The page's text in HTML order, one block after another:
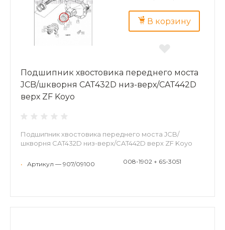
В корзину
Подшипник хвостовика переднего моста
JCB/шкворня CAT432D низ-верх/CAT442D
верх ZF Koyo
Подшипник хвостовика переднего моста JCB/
шкворня CAT432D низ-верх/CAT442D верх ZF Koyo
• Артикул — 907/09100 008-1902 + 6S-3051